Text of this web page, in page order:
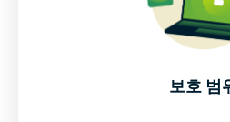
보호 범